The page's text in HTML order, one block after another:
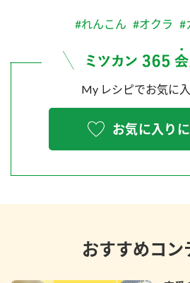
#れんこん #オクラ #
My レシピでお気に
お気に入り
おすすめコン